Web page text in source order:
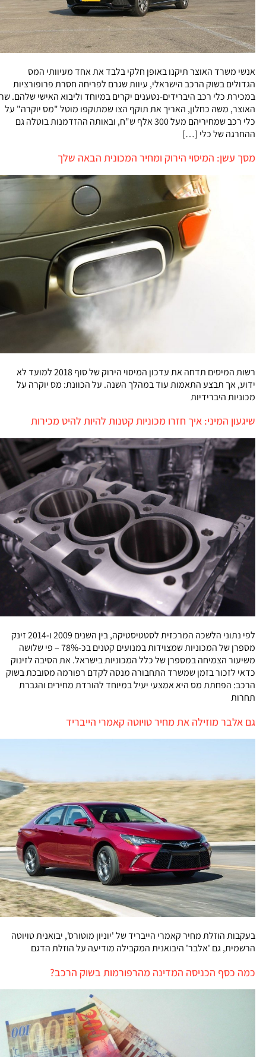
אנשי משרד האוצר תיקנו באופן חלקי בלבד את אחד מעיוותי המס
הגדולים בשוק הרכב הישראלי, עיוות שגרם לפריחה חסרת פרופורציות
במכירת כלי רכב היברידים-נטענים יקרים במיוחד וליבוא האישי שלהם. שר
האוצר, משה כחלון, האריך את תוקף הצו שמתוקפו מוטל "מס יוקרה" על
כלי רכב שמחיריהם מעל 300 אלף ש"ח, ובאותה ההזדמנות בוטלה גם
ההחרגה של כלי […]
מסך עשן: המיסוי הירוק ומחיר המכונית הבאה שלך
רשות המיסים תדחה את עדכון המיסוי הירוק של סוף 2018 למועד לא
ידוע, אך תבצע התאמות עוד במהלך השנה. על הכוונת: מס יוקרה על
מכוניות היברידיות
שיגעון המיני: איך חזרו מכוניות קטנות להיות להיט מכירות
לפי נתוני הלשכה המרכזית לסטטיסטיקה, בין השנים 2009 ו-2014 זינק
מספרן של המכוניות שמצוידות במנועים קטנים בכ-78% – פי שלושה
משיעור הצמיחה במספרן של כלל המכוניות בישראל. את הסיבה לזינוק
כדאי לזכור בזמן שמשרד התחבורה מנסה לקדם רפורמה מסובכת בשוק
הרכב: הפחתת מס היא אמצעי יעיל במיוחד להורדת מחירים והגברת
תחרות
גם אלבר מוזילה את מחיר טויוטה קאמרי הייבריד
בעקבות הוזלת מחיר קאמרי הייבריד של 'יוניון מוטורס', יבואנית טויוטה
הרשמית, גם 'אלבר' היבואנית המקבילה מודיעה על הוזלת הדגם
כמה כסף הכניסה המדינה מהרפורמות בשוק הרכב?